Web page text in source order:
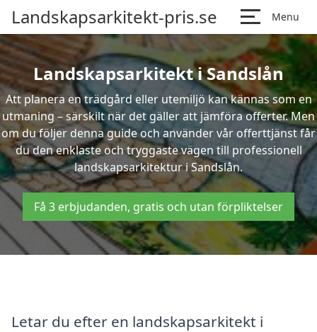
Landskapsarkitekt-pris.se Menu
Landskapsarkitekt i Sandslån
Att planera en trädgård eller utemiljö kan kännas som en
utmaning – särskilt när det gäller att jämföra offerter. Men
om du följer denna guide och använder vår offerttjänst får
du den enklaste och tryggaste vägen till professionell
landskapsarkitektur i Sandslån.
Få 3 erbjudanden, gratis och utan förpliktelser
Letar du efter en landskapsarkitekt i